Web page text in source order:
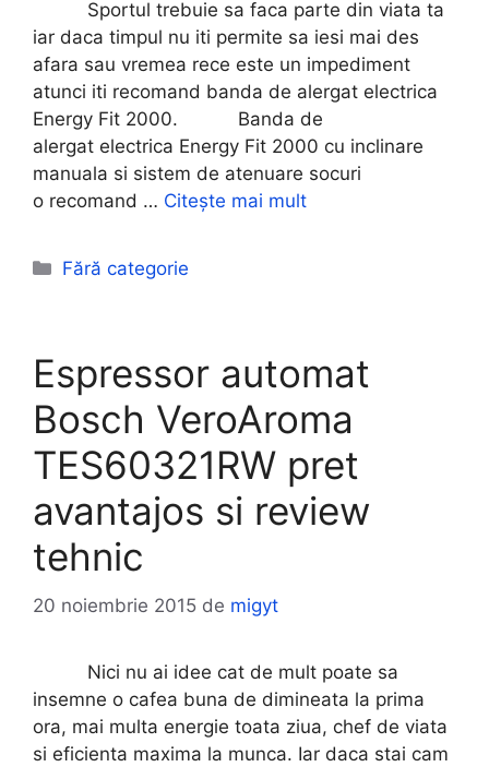
Sportul trebuie sa faca parte din viata ta
iar daca timpul nu iti permite sa iesi mai des
afara sau vremea rece este un impediment
atunci iti recomand banda de alergat electrica
Energy Fit 2000. Banda de
alergat electrica Energy Fit 2000 cu inclinare
manuala si sistem de atenuare socuri
o recomand … Citește mai mult
Categorii
Fără categorie
Espressor automat
Bosch VeroAroma
TES60321RW pret
avantajos si review
tehnic
20 noiembrie 2015 de migyt
Nici nu ai idee cat de mult poate sa
insemne o cafea buna de dimineata la prima
ora, mai multa energie toata ziua, chef de viata
si eficienta maxima la munca. Iar daca stai cam